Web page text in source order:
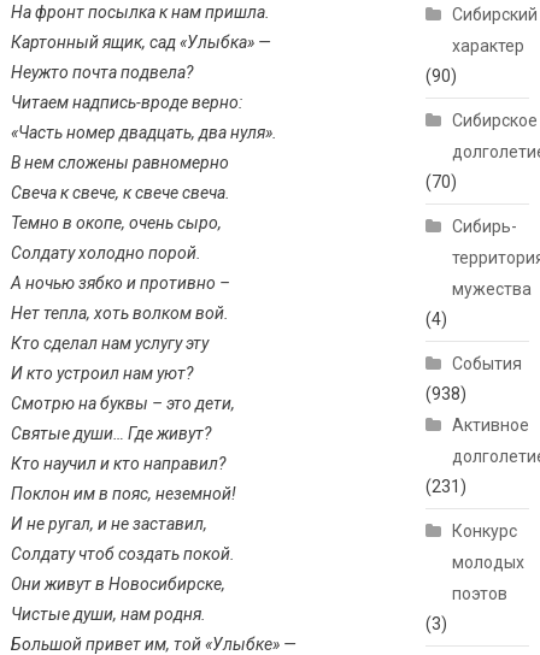
На фронт посылка к нам пришла.
Картонный ящик, сад «Улыбка» —
Неужто почта подвела?
Читаем надпись-вроде верно:
«Часть номер двадцать, два нуля».
В нем сложены равномерно
Свеча к свече, к свече свеча.
Темно в окопе, очень сыро,
Солдату холодно порой.
А ночью зябко и противно –
Нет тепла, хоть волком вой.
Кто сделал нам услугу эту
И кто устроил нам уют?
Смотрю на буквы – это дети,
Святые души… Где живут?
Кто научил и кто направил?
Поклон им в пояс, неземной!
И не ругал, и не заставил,
Солдату чтоб создать покой.
Они живут в Новосибирске,
Чистые души, нам родня.
Большой привет им, той «Улыбке» —
Сибирский
характер
(90)
Сибирское
(70)
Сибирь-
мужества
(4)
События
(938)
Активное
(231)
Конкурс
молодых
поэтов
(3)